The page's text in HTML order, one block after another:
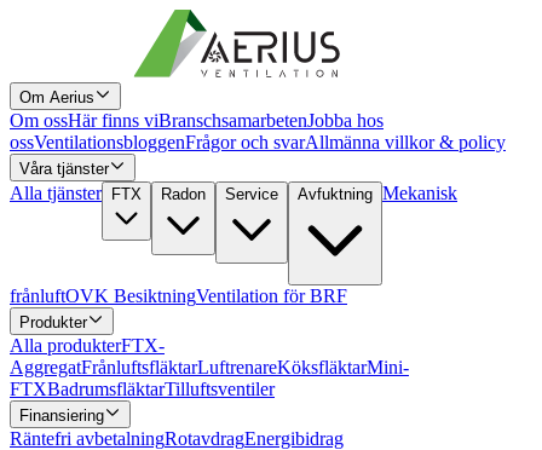
Om Aerius
Om ossHär finns viBranschsamarbetenJobba hos
ossVentilationsbloggenFrågor och svarAllmänna villkor & policy
Våra tjänster
Alla tjänster FTX Radon Service Avfuktning Mekanisk
frånluftOVK BesiktningVentilation för BRF
Produkter
Alla produkterFTX-
AggregatFrånluftsfläktarLuftrenareKöksfläktarMini-
FTXBadrumsfläktarTilluftsventiler
Finansiering
Räntefri avbetalningRotavdragEnergibidrag